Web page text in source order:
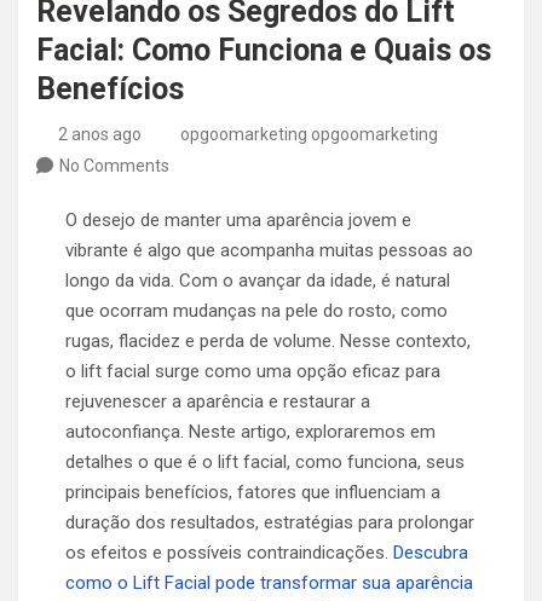
Revelando os Segredos do Lift
Facial: Como Funciona e Quais os
Benefícios
2 anos ago
opgoomarketing opgoomarketing
No Comments
O desejo de manter uma aparência jovem e
vibrante é algo que acompanha muitas pessoas ao
longo da vida. Com o avançar da idade, é natural
que ocorram mudanças na pele do rosto, como
rugas, flacidez e perda de volume. Nesse contexto,
o lift facial surge como uma opção eficaz para
rejuvenescer a aparência e restaurar a
autoconfiança. Neste artigo, exploraremos em
detalhes o que é o lift facial, como funciona, seus
principais benefícios, fatores que influenciam a
duração dos resultados, estratégias para prolongar
os efeitos e possíveis contraindicações. Descubra
como o Lift Facial pode transformar sua aparência